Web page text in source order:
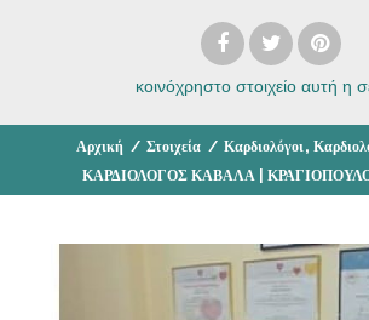
κοινόχρηστο στοιχείο αυτή η
Αρχική / Στοιχεία / Καρδιολόγοι ,
ΚΑΡΔΙΟΛΟΓΟΣ ΚΑΒΑΛΑ |